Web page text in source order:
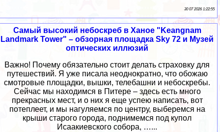
30 07 2026 1:22:55
Самый высокий небоскреб в Ханое "Keangnam
Landmark Tower" – обзорная площадка Sky 72 и Музей
оптических иллюзий
Важно! Почему обязательно стоит делать страховку для
путешествий. Я уже писала неоднократно, что обожаю
смотровые площадки, вышки, телебашни и небоскребы.
Cейчас мы находимся в Питере – здесь есть много
прекрасных мест, и о них я еще успею написать, вот
потеплеет, и мы нагуляемся по центру, выберемся на
крыши старого города, поднимемся под купол
Исаакиевского собора, …...